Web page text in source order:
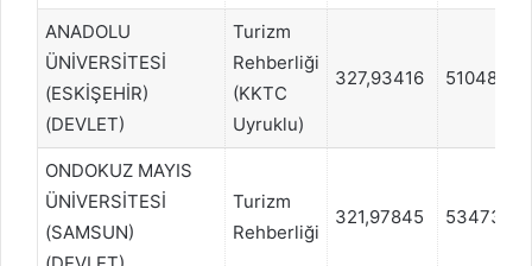
ANADOLU
ÜNİVERSİTESİ
(ESKİŞEHİR)
(DEVLET)
Turizm
Rehberliği
(KKTC
Uyruklu)
327,93416 51048
ONDOKUZ MAYIS
ÜNİVERSİTESİ
(SAMSUN)
Turizm
Rehberliği
321,97845 53473